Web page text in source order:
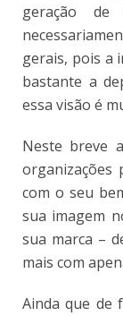
geração de
gerais, pois a
bastante a
essa visão é
Neste breve
organizações
com o seu
sua imagem
sua marca –
mais com
Ainda que de